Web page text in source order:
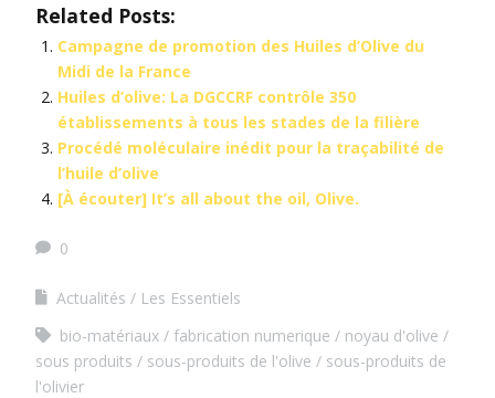
Related Posts:
Campagne de promotion des Huiles d’Olive du
Midi de la France
Huiles d’olive: La DGCCRF contrôle 350
établissements à tous les stades de la filière
Procédé moléculaire inédit pour la traçabilité de
l’huile d’olive
[À écouter] It’s all about the oil, Olive.
0
Actualités
Les Essentiels
bio-matériaux
fabrication numerique
noyau d'olive
sous produits
sous-produits de l'olive
sous-produits de
l'olivier